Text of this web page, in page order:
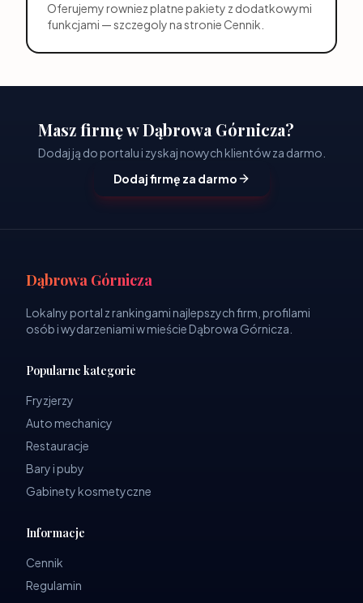
Oferujemy rowniez platne pakiety z dodatkowymi
funkcjami — szczegoly na stronie Cennik.
Masz firmę w Dąbrowa Górnicza?
Dodaj ją do portalu i zyskaj nowych klientów za darmo.
Dodaj firmę za darmo
Dąbrowa Górnicza
Lokalny portal z rankingami najlepszych firm, profilami
osób i wydarzeniami w mieście Dąbrowa Górnicza.
Popularne kategorie
Fryzjerzy
Auto mechanicy
Restauracje
Bary i puby
Gabinety kosmetyczne
Informacje
Cennik
Regulamin